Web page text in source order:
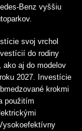
Benz vyššiu
svoj vrchol
do rodiny
ako aj do modelov
2027. Investície
krokmi
použitím